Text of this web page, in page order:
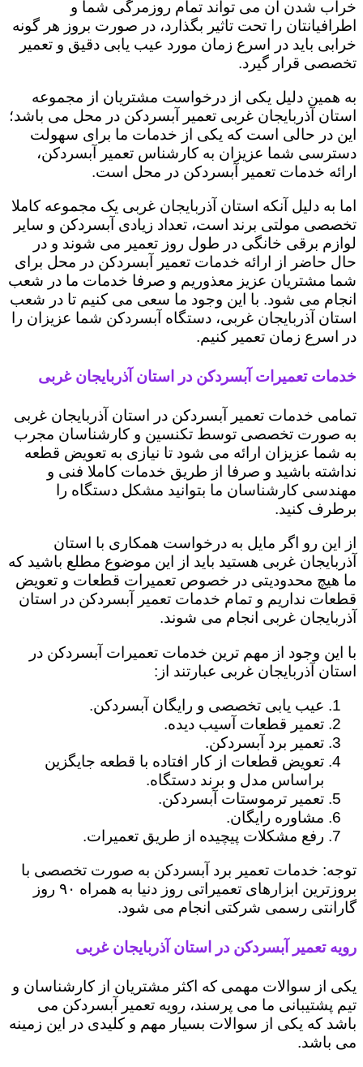
خراب شدن آن می تواند تمام روزمرگی شما و
اطرافیانتان را تحت تاثیر بگذارد، در صورت بروز هر گونه
خرابی باید در اسرع زمان مورد عیب یابی دقیق و تعمیر
تخصصی قرار گیرد.
به همین دلیل یکی از درخواست مشتریان از مجموعه
استان آذربایجان غربی تعمیر آبسردکن در محل می باشد؛
این در حالی است که یکی از خدمات ما برای سهولت
دسترسی شما عزیزان به کارشناس تعمیر آبسردکن،
ارائه خدمات تعمیر آبسردکن در محل است.
اما به دلیل آنکه استان آذربایجان غربی یک مجموعه کاملا
تخصصی مولتی برند است، تعداد زیادی آبسردکن و سایر
لوازم برقی خانگی در طول روز تعمیر می شوند و در
حال حاضر از ارائه خدمات تعمیر آبسردکن در محل برای
شما مشتریان عزیز معذوریم و صرفا خدمات ما در شعب
انجام می شود. با این وجود ما سعی می کنیم تا در شعب
استان آذربایجان غربی، دستگاه آبسردکن شما عزیزان را
در اسرع زمان تعمیر کنیم.
خدمات تعمیرات آبسردکن در استان آذربایجان غربی
تمامی خدمات تعمیر آبسردکن در استان آذربایجان غربی
به صورت تخصصی توسط تکنسین و کارشناسان مجرب
به شما عزیزان ارائه می شود تا نیازی به تعویض قطعه
نداشته باشید و صرفا از طریق خدمات کاملا فنی و
مهندسی کارشناسان ما بتوانید مشکل دستگاه را
برطرف کنید.
از این رو اگر مایل به درخواست همکاری با استان
آذربایجان غربی هستید باید از این موضوع مطلع باشید که
ما هیچ محدودیتی در خصوص تعمیرات قطعات و تعویض
قطعات نداریم و تمام خدمات تعمیر آبسردکن در استان
آذربایجان غربی انجام می شوند.
با این وجود از مهم ترین خدمات تعمیرات آبسردکن در
استان آذربایجان غربی عبارتند از:
عیب یابی تخصصی و رایگان آبسردکن.
تعمیر قطعات آسیب دیده.
تعمیر برد آبسردکن.
تعویض قطعات از کار افتاده با قطعه جایگزین
براساس مدل و برند دستگاه.
تعمیر ترموستات آبسردکن.
مشاوره رایگان.
رفع مشکلات پیچیده از طریق تعمیرات.
توجه: خدمات تعمیر برد آبسردکن به صورت تخصصی با
بروزترین ابزارهای تعمیراتی روز دنیا به همراه ۹۰ روز
گارانتی رسمی شرکتی انجام می شود.
رویه تعمیر آبسردکن در استان آذربایجان غربی
یکی از سوالات مهمی که اکثر مشتریان از کارشناسان و
تیم پشتیبانی ما می پرسند، رویه تعمیر آبسردکن می
باشد که یکی از سوالات بسیار مهم و کلیدی در این زمینه
می باشد.